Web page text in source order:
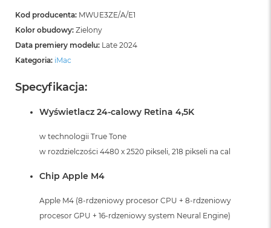
Kod producenta: MWUE3ZE/A/E1
Kolor obudowy: Zielony
Data premiery modelu: Late 2024
Kategoria: iMac
Specyfikacja:
Wyświetlacz 24-calowy Retina 4,5K
w technologii True Tone
w rozdzielczości 4480 x 2520 pikseli, 218 pikseli na cal
Chip Apple M4
Apple M4 (8-rdzeniowy procesor CPU + 8-rdzeniowy
procesor GPU + 16-rdzeniowy system Neural Engine)